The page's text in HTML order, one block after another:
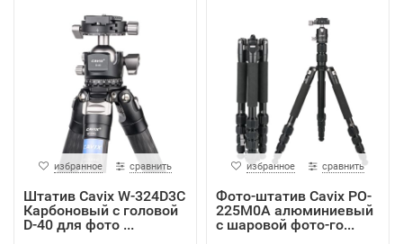
избранное сравнить
Штатив Cavix W-324D3C
Карбоновый с головой
D-40 для фото ...
избранное сравнить
Фото-штатив Cavix PO-
225M0A алюминиевый
с шаровой фото-го...